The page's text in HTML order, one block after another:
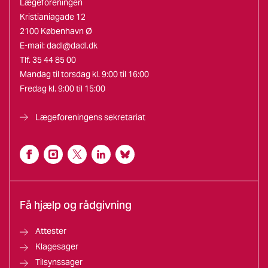
Lægeforeningen
Kristianiagade 12
2100 København Ø
E-mail:dadl@dadl.dk
Tlf. 35 44 85 00
Mandag til torsdag kl. 9:00 til 16:00
Fredag kl. 9:00 til 15:00
Lægeforeningens sekretariat
Få hjælp og rådgivning
Attester
Klagesager
Tilsynssager